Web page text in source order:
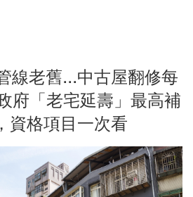
線老舊...中古屋翻修每
府「老宅延壽」最高補
資格項目一次看